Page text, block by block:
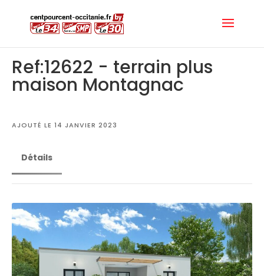
Ref:12622 - terrain plus
maison Montagnac
AJOUTÉ LE 14 JANVIER 2023
Détails